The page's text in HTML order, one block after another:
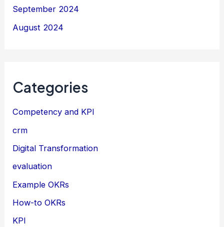
September 2024
August 2024
Categories
Competency and KPI
crm
Digital Transformation
evaluation
Example OKRs
How-to OKRs
KPI